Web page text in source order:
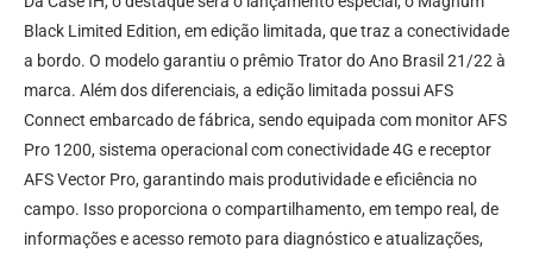
Black Limited Edition, em edição limitada, que traz a conectividade
a bordo. O modelo garantiu o prêmio Trator do Ano Brasil 21/22 à
marca. Além dos diferenciais, a edição limitada possui AFS
Connect embarcado de fábrica, sendo equipada com monitor AFS
Pro 1200, sistema operacional com conectividade 4G e receptor
AFS Vector Pro, garantindo mais produtividade e eficiência no
campo. Isso proporciona o compartilhamento, em tempo real, de
informações e acesso remoto para diagnóstico e atualizações,